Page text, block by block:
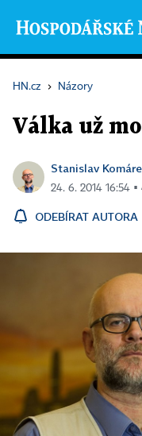
HN.cz › Názory
Válka už
Stanislav
24. 6. 2014 16:54
ODEBÍRAT AUTORA